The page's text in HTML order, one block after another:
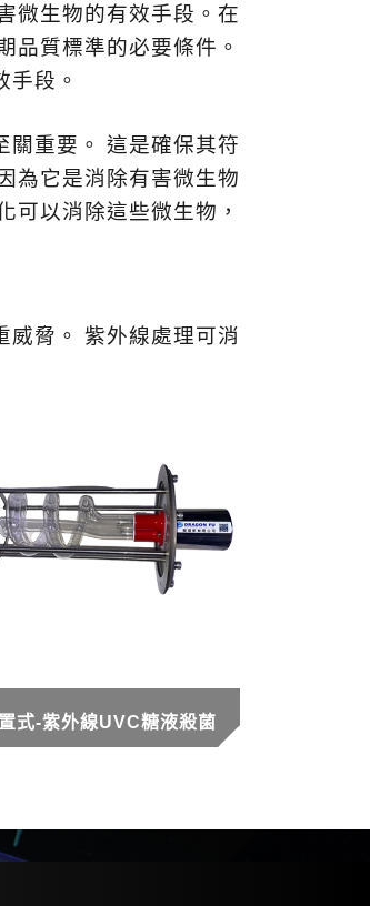
微生物的有效手段。在
品質標準的必要條件。
段。
關重要。 這是確保其符
為它是消除有害微生物
可以消除這些微生物，
威脅。 紫外線處理可消
式-紫外線UVC糖液殺菌